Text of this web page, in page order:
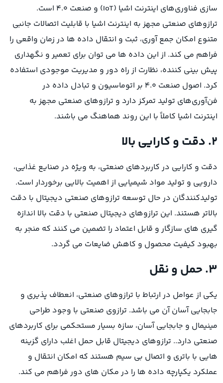
سازی فناوری‌های اینترنت اشیا (IoT) و صنعت 4.0 است.
ترازوهای صنعتی مجهز به اینترنت اشیا با قابلیت اتصالات جانبی
متنوع امکان جمع آوری، ثبت و انتقال داده ها در زمان واقعی را
فراهم می کند. از این داده ها می توان برای تعمیر و نگهداری
پیش بینی کننده، نظارت از راه دور و مدیریت موجودی استفاده
کرد. اصول صنعت 4.0 بر اتوماسیون و تبادل داده در
فن‌آوری‌های تولید تمرکز دارد و ترازوهای صنعتی مجهز به
اینترنت اشیا کاملاً با این روند هماهنگ می باشند.
۲. دقت و کارایی بالا
دقت و کارایی در کاربردهای صنعتی، به ویژه در صنایع غذایی،
دارویی و تولید مواد شیمیایی از اهمیت بالایی برخوردار است.
تولیدکنندگان در حال توسعه ترازوهای صنعتی دیجیتال با دقت
بالاتر هستند. این ترازوهای دیجیتال صنعتی با دقت بالا اندازه
گیری های سازگار و قابل اعتماد را تضمین می کنند که منجر به
بهبود کیفیت محصول و کاهش ضایعات می گردد.
۳. حمل و نقل
یکی از عوامل در ارتباط با ترازوهای صنعتی، انعطاف پذیری و
جابجایی آسان آن می باشد. ترازوی صنعتی با وجود طراحی
مینیمال و جابجایی آسان، سازه بسیار مستحکمی برای کاربردهای
صنعتی دارد.. ترازوهای دیجیتال قابل حمل اغلب دارای گزینه
هایی با باتری و اتصال بی سیم هستند که امکان انتقال و
عملکرد یکپارچه داده ها را در مکان های دور فراهم می کند.